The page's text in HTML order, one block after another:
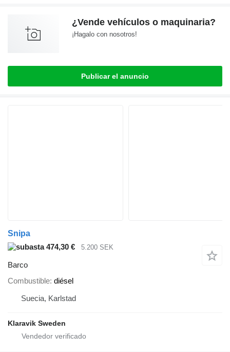
¿Vende vehículos o maquinaria?
¡Hagalo con nosotros!
Publicar el anuncio
Snipa
474,30 €
5.200 SEK
Barco
Combustible diésel
Suecia, Karlstad
Klaravik Sweden